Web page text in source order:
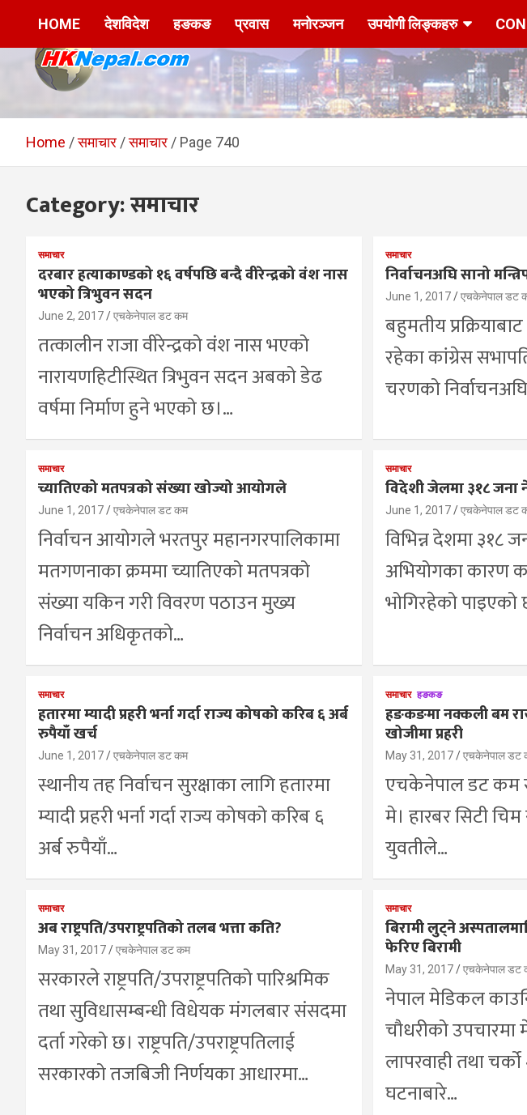
HKNepal.com –
हङकङबाट सञ्चालित पहिलो
नेपाली अनलाईन पत्रिका
hknepal, hknepal.com, hk nepal, hk nepal com
HOME देशविदेश हङकङ प्रवास मनोरञ्जन उपयोगी लिङ्कहरु
Home समाचार समाचार Page 740
Category:समाचार
समाचार
दरबार हत्याकाण्डको १६ वर्षपछि बन्दै वीरेन्द्रको वंश नास
भएको त्रिभुवन सदन
June 2, 2017 एचकेनेपाल डट कम
तत्कालीन राजा वीरेन्द्रको वंश नास भएको
नारायणहिटीस्थित त्रिभुवन सदन अबको डेढ
वर्षमा निर्माण हुने भएको छ।…
समाचार
निर्वाचनअघि सानो
June 1, 2017 एचकेनेपाल डट
बहुमतीय प्रक्रियाबाट
रहेका कांग्रेस
चरणको
समाचार
च्यातिएको मतपत्रको संख्या खोज्यो आयोगले
June 1, 2017 एचकेनेपाल डट कम
निर्वाचन आयोगले भरतपुर महानगरपालिकामा
मतगणनाका क्रममा च्यातिएको मतपत्रको
संख्या यकिन गरी विवरण पठाउन मुख्य
निर्वाचन अधिकृतको…
समाचार
विदेशी जेलमा ३१८ जना
June 1, 2017 एचकेनेपाल डट
विभिन्न देशमा ३१८
अभियोगका कारण
भोगिरहेको पाइएको
समाचार
हतारमा म्यादी प्रहरी भर्ना गर्दा राज्य कोषको करिब ६ अर्ब
रुपैयाँ खर्च
June 1, 2017 एचकेनेपाल डट कम
स्थानीय तह निर्वाचन सुरक्षाका लागि हतारमा
म्यादी प्रहरी भर्ना गर्दा राज्य कोषको करिब ६
अर्ब रुपैयाँ…
समाचार हङकङ
हङकङमा नक्कली बम
खोजीमा प्रहरी
May 31, 2017 एचकेनेपाल डट
एचकेनेपाल डट कम
मे। हारबर सिटी
युवतीले…
समाचार
अब राष्ट्रपति/उपराष्ट्रपतिको तलब भत्ता कति?
May 31, 2017 एचकेनेपाल डट कम
सरकारले राष्ट्रपति/उपराष्ट्रपतिको पारिश्रमिक
तथा सुविधासम्बन्धी विधेयक मंगलबार संसदमा
दर्ता गरेको छ। राष्ट्रपति/उपराष्ट्रपतिलाई
सरकारको तजबिजी निर्णयका आधारमा…
समाचार
बिरामी लुट्ने
फेरिए बिरामी
May 31, 2017 एचकेनेपाल डट
नेपाल मेडिकल
चौधरीको
लापरवाही तथा
घटनाबारे…